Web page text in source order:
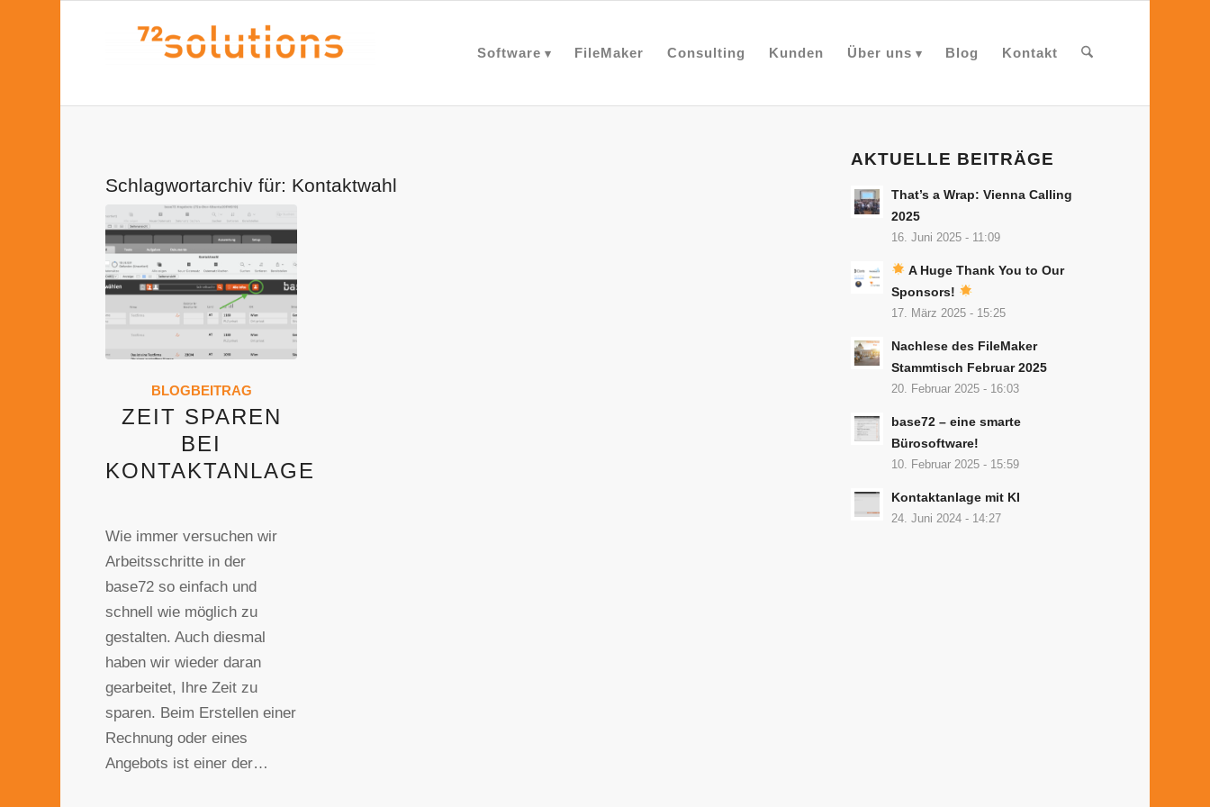
Software FileMaker Consulting Kunden Über uns Blog Kontakt
Schlagwortarchiv für: Kontaktwahl
BLOGBEITRAG
ZEIT SPAREN
BEI
KONTAKTANLAGE
Wie immer versuchen wir
Arbeitsschritte in der
base72 so einfach und
schnell wie möglich zu
gestalten. Auch diesmal
haben wir wieder daran
gearbeitet, Ihre Zeit zu
sparen. Beim Erstellen einer
Rechnung oder eines
Angebots ist einer der…
AKTUELLE BEITRÄGE
That’s a Wrap: Vienna Calling
2025
16. Juni 2025 - 11:09
A Huge Thank You to Our
Sponsors!
17. März 2025 - 15:25
Nachlese des FileMaker
Stammtisch Februar 2025
20. Februar 2025 - 16:03
base72 – eine smarte
Bürosoftware!
10. Februar 2025 - 15:59
Kontaktanlage mit KI
24. Juni 2024 - 14:27